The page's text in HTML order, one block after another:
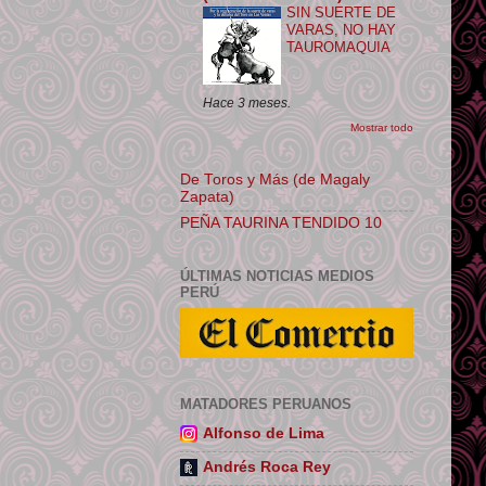
SIN SUERTE DE
VARAS, NO HAY
TAUROMAQUIA
Hace 3 meses.
Mostrar todo
De Toros y Más (de Magaly
Zapata)
PEÑA TAURINA TENDIDO 10
ÚLTIMAS NOTICIAS MEDIOS
PERÚ
MATADORES PERUANOS
Alfonso de Lima
Andrés Roca Rey